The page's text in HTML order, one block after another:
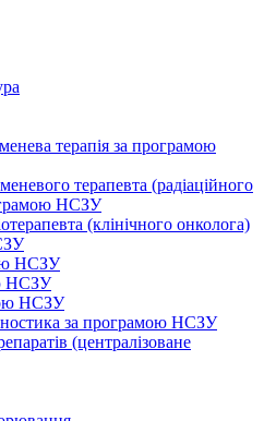
терапія за програмою
терапевта (радіаційного
НСЗУ
(клінічного онколога)
НСЗУ
НСЗУ
НСЗУ
за програмою НСЗУ
(централізоване